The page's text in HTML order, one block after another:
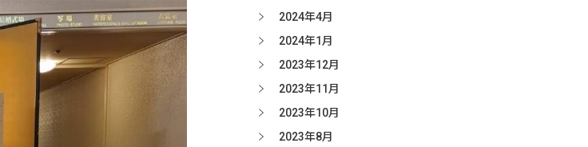
2024年4月
2024年1月
2023年12月
2023年11月
2023年10月
2023年8月